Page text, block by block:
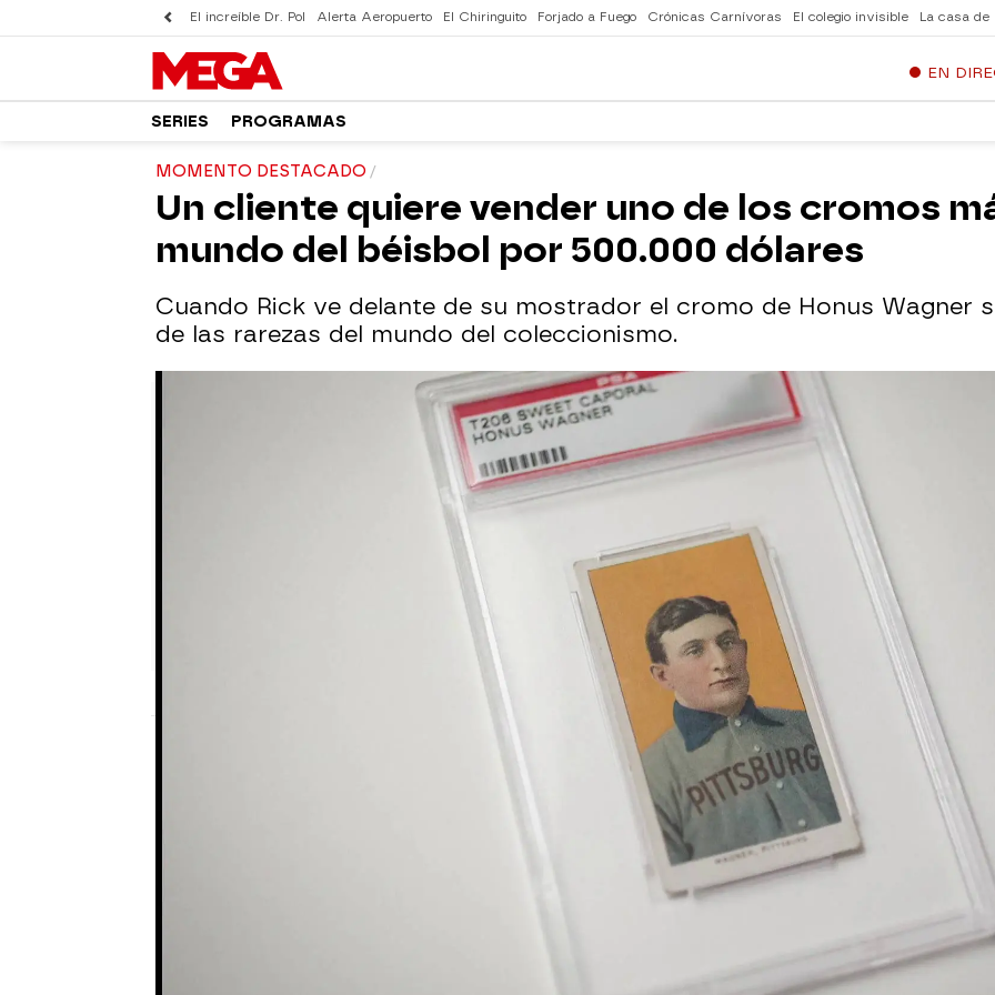
El increíble Dr. Pol Alerta Aeropuerto El Chiringuito Forjado a Fuego Crónicas Carnívoras El colegio invisible La casa de
EN
SERIES PROGRAMAS
MOMENTO DESTACADO
Un cliente quiere vender uno de los cromos
mundo del béisbol por 500.000 dólares
Cuando Rick ve delante de su mostrador el cromo de Honus Wagner
de las rarezas del mundo del coleccionismo.
WhatsappFacebook
Aunque no se trataba de un gran jugador de béisbol,
Honus
ha pasado a la historia por ser el protagonista de una
de las ventas más caras en el mundo del coleccionismo. En el
ahora Rick tiene otro ejemplar en el mostrador de su tienda.